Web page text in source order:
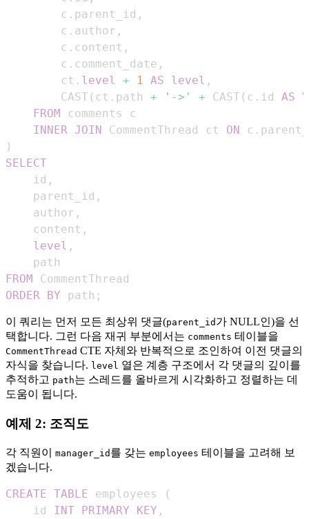
        c
. parent_id ,
        c
. author ,
        c
. content ,
        c
. comment_date ,
        ct
. level + 1 AS level ,
        CAST
( ct . path + '->' + CAST ( c . id AS
FROM
INNER JOIN CommentThread ct ON c .
)
SELECT
    id
,
    parent_id
,
    author
,
    content
,
level ,
FROM
ORDER BY path ;
이 쿼리는 먼저 모든 최상위 댓글(parent_id 가 NULL인)을 선
택합니다. 그런 다음 재귀 부분에서는 comments 테이블을
CommentThread CTE 자체와 반복적으로 조인하여 이전 댓글의
자식을 찾습니다. level 열은 계층 구조에서 각 댓글의 깊이를
추적하고 path는 스레드를 올바르게 시각화하고 정렬하는 데
도움이 됩니다.
예제 2: 조직도
각 직원이 manager_id 를 갖는 employees 테이블을 고려해 보
겠습니다.
CREATE TABLE employees
(
    id
INT PRIMARY KEY ,